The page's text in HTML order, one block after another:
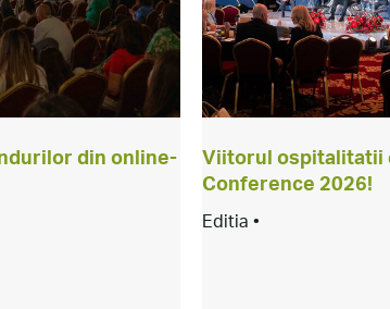
din online-
Viitorul ospitalitatii
Conference 2026!
Editia •